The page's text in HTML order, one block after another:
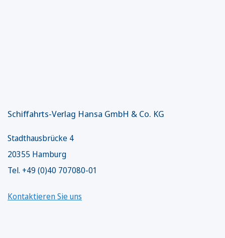
Schiffahrts-Verlag Hansa GmbH & Co. KG
Stadthausbrücke 4
20355 Hamburg
Tel. +49 (0)40 707080-01
Kontaktieren Sie uns